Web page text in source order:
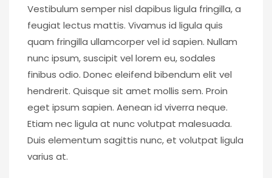
Vestibulum semper nisl dapibus ligula fringilla, a
feugiat lectus mattis. Vivamus id ligula quis
quam fringilla ullamcorper vel id sapien. Nullam
nunc ipsum, suscipit vel lorem eu, sodales
finibus odio. Donec eleifend bibendum elit vel
hendrerit. Quisque sit amet mollis sem. Proin
eget ipsum sapien. Aenean id viverra neque.
Etiam nec ligula at nunc volutpat malesuada.
Duis elementum sagittis nunc, et volutpat ligula
varius at.